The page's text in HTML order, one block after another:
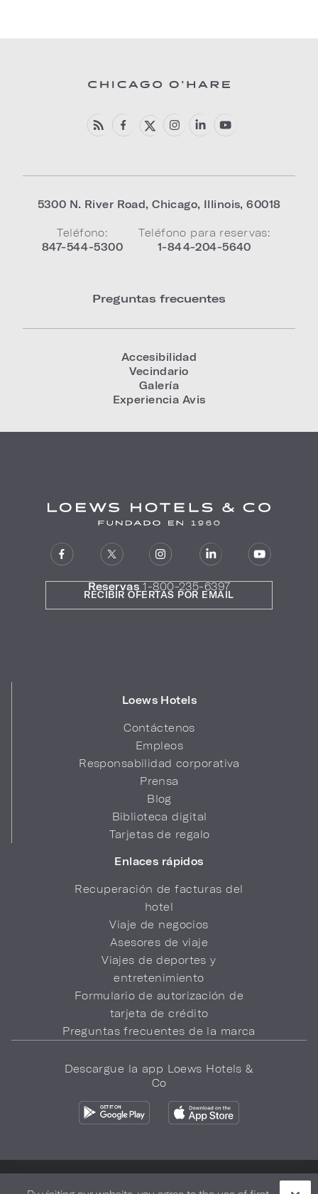
5300 N. River Road,Chicago, Illinois,60018
Teléfono:
847-544-5300
Teléfono para reservas:
1-844-204-5640
Preguntas frecuentes
Accesibilidad
Vecindario
Galería
Experiencia Avis
Reservas 1-800-235-6397
Loews Hotels
Contáctenos
Empleos
Responsabilidad corporativa
Prensa
Blog
Biblioteca digital
Tarjetas de regalo
Enlaces rápidos
Recuperación de facturas del
hotel
Viaje de negocios
Asesores de viaje
Viajes de deportes y
entretenimiento
Formulario de autorización de
tarjeta de crédito
Preguntas frecuentes de la marca
RECIBIR OFERTAS POR EMAIL
Descargue la app Loews Hotels &
Co